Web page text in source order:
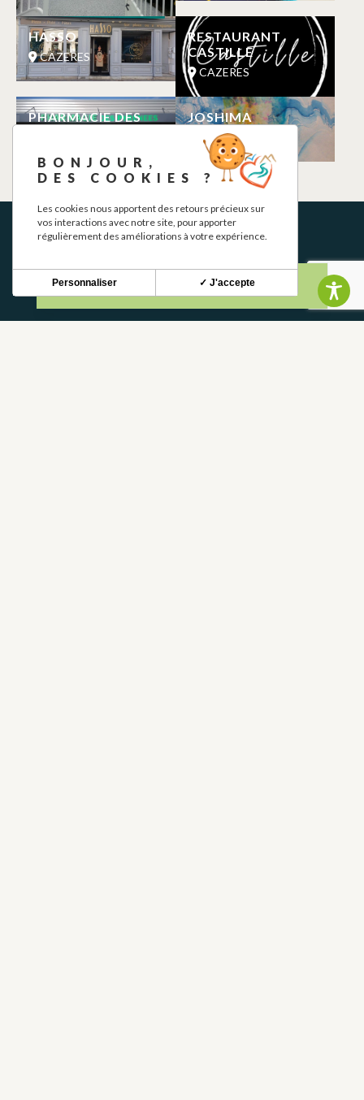
HASSO
CAZERES
RESTAURANT
CASTILLE
CAZERES
PHARMACIE DES
JOSHIMA
CAZERES
NEWSLETTER
BONJOUR,
DES COOKIES ?
Les cookies nous apportent des retours précieux sur
vos interactions avec notre site, pour apporter
régulièrement des améliorations à votre expérience.
✓ J'accepte
Personnaliser